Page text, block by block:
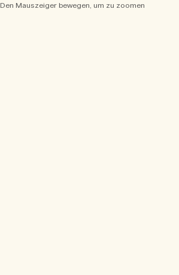
Den Mauszeiger bewegen, um zu zoomen